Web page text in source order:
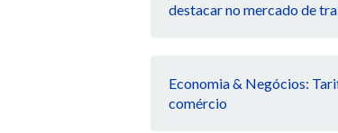
destacar no mercado de
Economia & Negócios:
comércio